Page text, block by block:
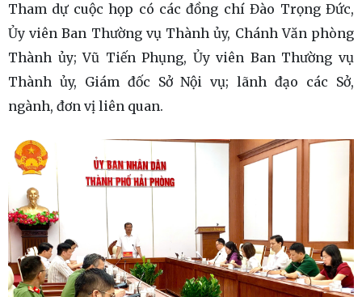
Tham dự cuộc họp có các đồng chí Đào Trọng Đức,
Ủy viên Ban Thường vụ Thành ủy, Chánh Văn phòng
Thành ủy; Vũ Tiến Phụng, Ủy viên Ban Thường vụ
Thành ủy, Giám đốc Sở Nội vụ; lãnh đạo các Sở,
ngành, đơn vị liên quan.